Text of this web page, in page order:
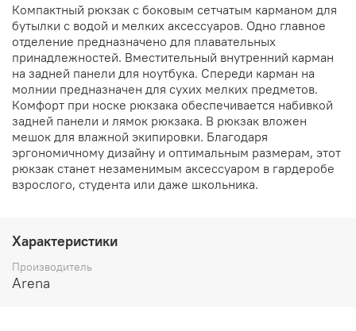
Компактный рюкзак с боковым сетчатым карманом для
бутылки с водой и мелких аксессуаров. Одно главное
отделение предназначено для плавательных
принадлежностей. Вместительный внутренний карман
на задней панели для ноутбука. Спереди карман на
молнии предназначен для сухих мелких предметов.
Комфорт при носке рюкзака обеспечивается набивкой
задней панели и лямок рюкзака. В рюкзак вложен
мешок для влажной экипировки. Благодаря
эргономичному дизайну и оптимальным размерам, этот
рюкзак станет незаменимым аксессуаром в гардеробе
взрослого, студента или даже школьника.
Характеристики
Производитель
Arena